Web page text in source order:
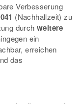
Verbesserung
(Nachhallzeit) zu
durch weitere
ein
erreichen
das